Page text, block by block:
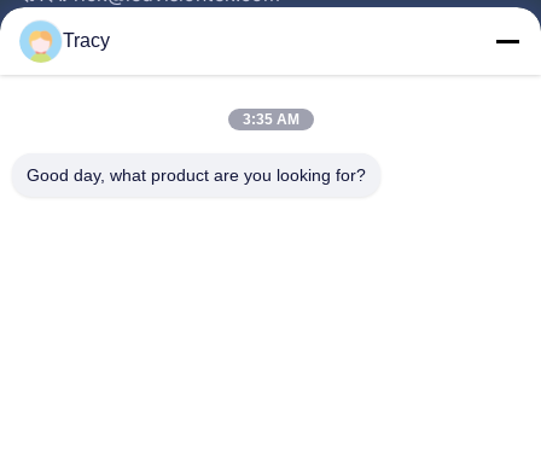
গুরুত্বপূর্ণ সংযোগ
পণ্য
Tracy
3:35 AM
Good day, what product are you looking for?